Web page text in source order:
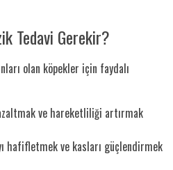
Tedavi Gerekir?
olan köpekler için faydalı
azaltmak ve hareketliliği artırmak
hafifletmek ve kasları güçlendirmek